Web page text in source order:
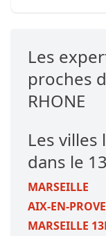
Les
proches
RHONE
Les villes
dans le 13
MARSEILLE
AIX-EN-
MARSEILLE